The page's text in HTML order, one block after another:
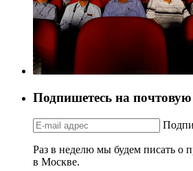
Подпишетесь на
Раз в неделю мы будем писать о
в Москве.